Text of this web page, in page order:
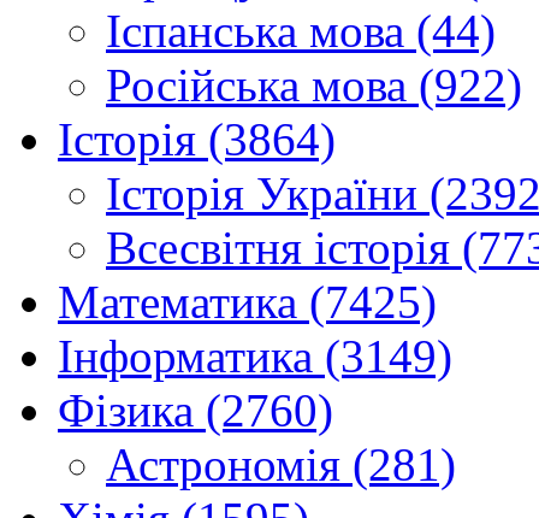
Іспанська мова (44)
Російська мова (922)
Історія (3864)
Історія України
Всесвітня історія
Математика (7425)
Інформатика (3149)
Фізика (2760)
Астрономія (281)